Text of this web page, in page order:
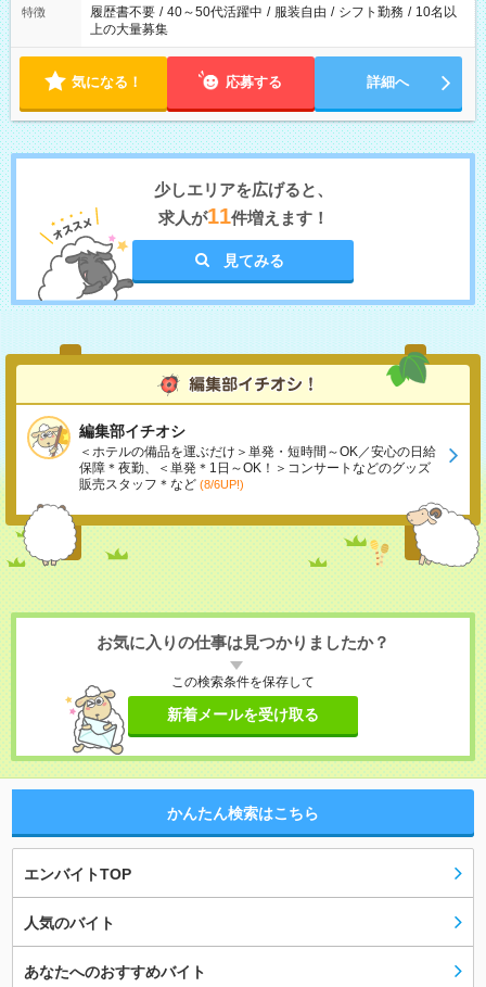
特徴 履歴書不要 / 40～50代活躍中 / 服装自由 / シフト勤務 / 10名以
上の大量募集
気になる！ 応募する 詳細へ
少しエリアを広げると、
求人が11件増えます！
見てみる
編集部イチオシ
＜ホテルの備品を運ぶだけ＞単発・短時間～OK／安心の日給
保障＊夜勤、＜単発＊1日～OK！＞コンサートなどのグッズ
販売スタッフ＊など (8/6UP!)
お気に入りの仕事は見つかりましたか？
この検索条件を保存して
新着メールを受け取る
かんたん検索はこちら
エンバイトTOP
人気のバイト
あなたへのおすすめバイト